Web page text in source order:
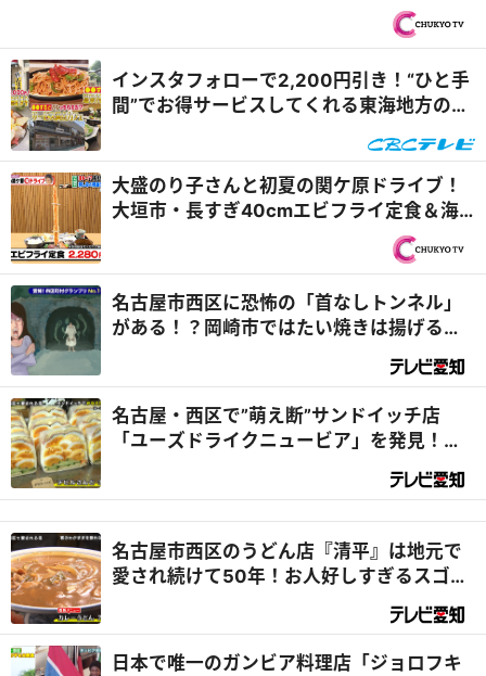
インスタフォローで2,200円引き！“ひと手
間”でお得サービスしてくれる東海地方のグ
ムズ』
大盛のり子さんと初夏の関ケ原ドライブ！
大垣市・長すぎ40cmエビフライ定食＆海
津市・飛騨牛中華食べ放題！？『PS純金
名古屋市西区に恐怖の「首なしトンネル」
がある！？岡崎市ではたい焼きは揚げるの
が、一宮市ではモーニングをはしごするの
名古屋・西区で”萌え断”サンドイッチ店
「ユーズドライクニュービア」を発見！店
主の夢がデラメチャすごかった！『デラメ
名古屋市西区のうどん店『清平』は地元で
愛され続けて50年！お人好しすぎるスゴイ
店だった！？『デラメチャ気になる！』
日本で唯一のガンビア料理店「ジョロフキ